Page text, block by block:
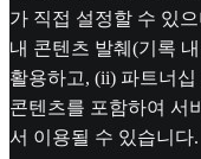
가 직접 설정할 수 있
내 콘텐츠 발췌(기록
활용하고, (ii) 파트너
콘텐츠를 포함하여 서
서 이용될 수 있습니다.